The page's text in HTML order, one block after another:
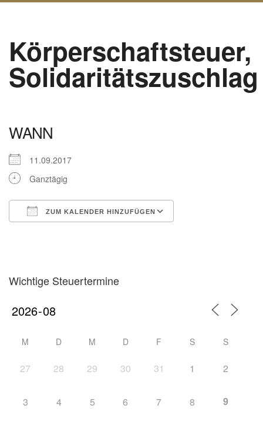
Körperschaftsteuer,
Solidaritätszuschlag
WANN
11.09.2017
Ganztägig
ZUM KALENDER HINZUFÜGEN
Wichtige Steuertermine
M D M D F S S
27 28 29 30 31 1 2
3 4 5 6 7 8 9